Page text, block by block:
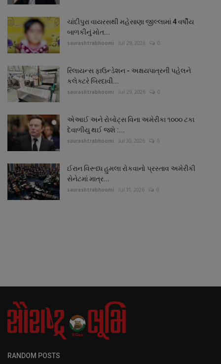
ચાંદીપુરા વાયરસથી મહેસાણા જીલ્લામાં 4 વર્ષીય
બાળકીનું મોત...
saurashtrabhoomi Jul 29, 2026 0
રિલાયન્સ ફાઉન્ડેશન - અક્ષયપાત્રની પહેલને
કલેક્ટરે બિરદાવી...
saurashtrabhoomi Jul 29, 2026 0
એઆઈ અને રોબોટ્સ વિના અમેરીકા ૧૦૦૦ ટકા
દેવાળીયુ થઈ જશે :...
saurashtrabhoomi Jul 30, 2026 0
ઈરાન વિરૂધ્ધ હુમલા રોકવાનો પ્રસ્તાવ અમેરીકી
સેનેટમાં માત્ર...
saurashtrabhoomi Jul 31, 2026 0
RANDOM POSTS